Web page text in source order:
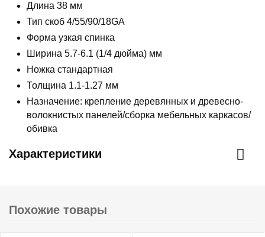
Длина 38 мм
Тип скоб 4/55/90/18GA
Форма узкая спинка
Ширина 5.7-6.1 (1/4 дюйма) мм
Ножка стандартная
Толщина 1.1-1.27 мм
Назначение: крепление деревянных и древесно-
волокнистых панелей/сборка мебельных каркасов/
обивка
Характеристики
Похожие товары